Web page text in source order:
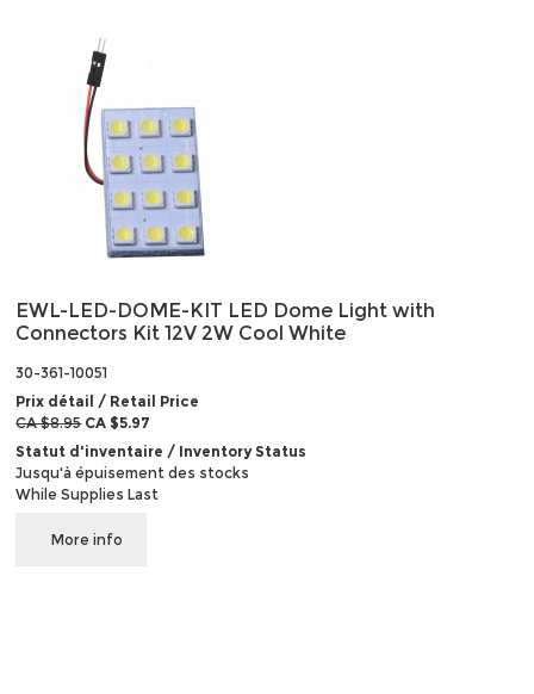
EWL-LED-DOME-KIT LED Dome Light with
Connectors Kit 12V 2W Cool White
30-361-10051
Prix détail / Retail Price
CA $8.95CA $5.97
Statut d'inventaire / Inventory Status
Jusqu'à épuisement des stocks
While Supplies Last
More info